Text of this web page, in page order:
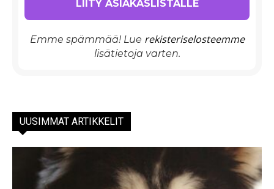
Emme spämmää! Lue rekisteriselosteemme
lisätietoja varten.
UUSIMMAT ARTIKKELIT